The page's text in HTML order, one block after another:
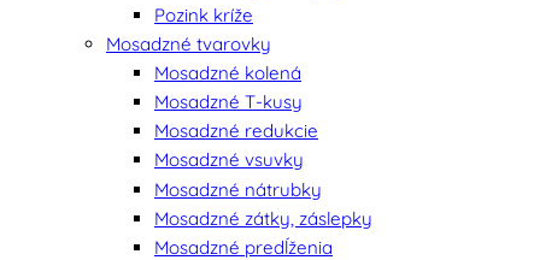
Pozink kríže
Mosadzné tvarovky
Mosadzné kolená
Mosadzné T-kusy
Mosadzné redukcie
Mosadzné vsuvky
Mosadzné nátrubky
Mosadzné zátky, záslepky
Mosadzné predĺženia